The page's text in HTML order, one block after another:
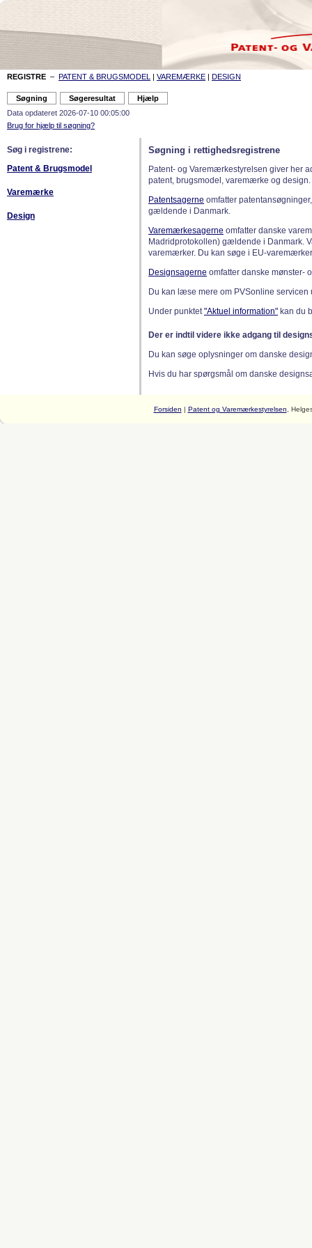
REGISTRE – PATENT & BRUGSMODEL | VAREMÆRKE | DESIGN
Data opdateret 2026-07-10 00:05:00
Brug for hjælp til søgning?
Søg i registrene:
Patent & Brugsmodel
Varemærke
Design
Søgning i rettighedsregistrene
Patent- og Varemærkestyrelsen giver her
patent, brugsmodel, varemærke og design.
Patentsagerne omfatter
gældende i Danmark.
Varemærkesagerne omfatter danske
Madridprotokollen) gældende i Danmark.
varemærker. Du kan søge i EU-
Designsagerne omfatter danske mønster-
Du kan læse mere om PVSonline
Under punktet"Aktuel information" kan du
Der er indtil videre ikke adgang til
Du kan søge oplysninger om danske
Hvis du har spørgsmål om danske
Forsiden | Patent og Varemærkestyrelsen ,